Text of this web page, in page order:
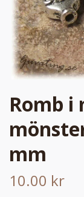
Romb i
mm
10.00 kr